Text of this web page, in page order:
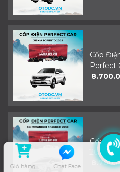
Giỏ hàng Chat Face
Cốp
Perfect
Cốp
2018+